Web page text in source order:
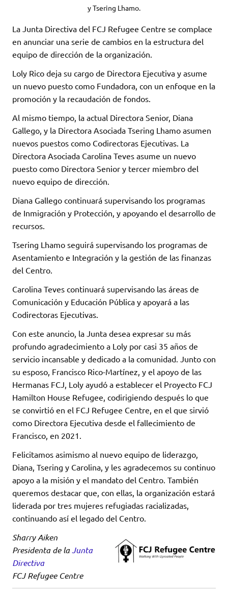
y Tsering Lhamo.
La Junta Directiva del FCJ Refugee Centre se complace
en anunciar una serie de cambios en la estructura del
equipo de dirección de la organización.
Loly Rico deja su cargo de Directora Ejecutiva y asume
un nuevo puesto como Fundadora, con un enfoque en la
promoción y la recaudación de fondos.
Al mismo tiempo, la actual Directora Senior, Diana
Gallego, y la Directora Asociada Tsering Lhamo asumen
nuevos puestos como Codirectoras Ejecutivas. La
Directora Asociada Carolina Teves asume un nuevo
puesto como Directora Senior y tercer miembro del
nuevo equipo de dirección.
Diana Gallego continuará supervisando los programas
de Inmigración y Protección, y apoyando el desarrollo de
recursos.
Tsering Lhamo seguirá supervisando los programas de
Asentamiento e Integración y la gestión de las finanzas
del Centro.
Carolina Teves continuará supervisando las áreas de
Comunicación y Educación Pública y apoyará a las
Codirectoras Ejecutivas.
Con este anuncio, la Junta desea expresar su más
profundo agradecimiento a Loly por casi 35 años de
servicio incansable y dedicado a la comunidad. Junto con
su esposo, Francisco Rico-Martínez, y el apoyo de las
Hermanas FCJ, Loly ayudó a establecer el Proyecto FCJ
Hamilton House Refugee, codirigiendo después lo que
se convirtió en el FCJ Refugee Centre, en el que sirvió
como Directora Ejecutiva desde el fallecimiento de
Francisco, en 2021.
Felicitamos asimismo al nuevo equipo de liderazgo,
Diana, Tsering y Carolina, y les agradecemos su continuo
apoyo a la misión y el mandato del Centro. También
queremos destacar que, con ellas, la organización estará
liderada por tres mujeres refugiadas racializadas,
continuando así el legado del Centro.
Sharry Aiken
Presidenta de laJunta
Directiva
FCJ Refugee Centre